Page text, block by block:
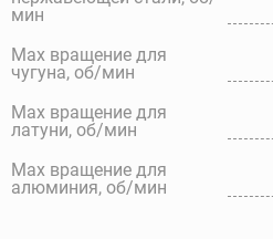
мин
Max вращение для
чугуна, об/мин
Max вращение для
латуни, об/мин
Max вращение для
алюминия, об/мин